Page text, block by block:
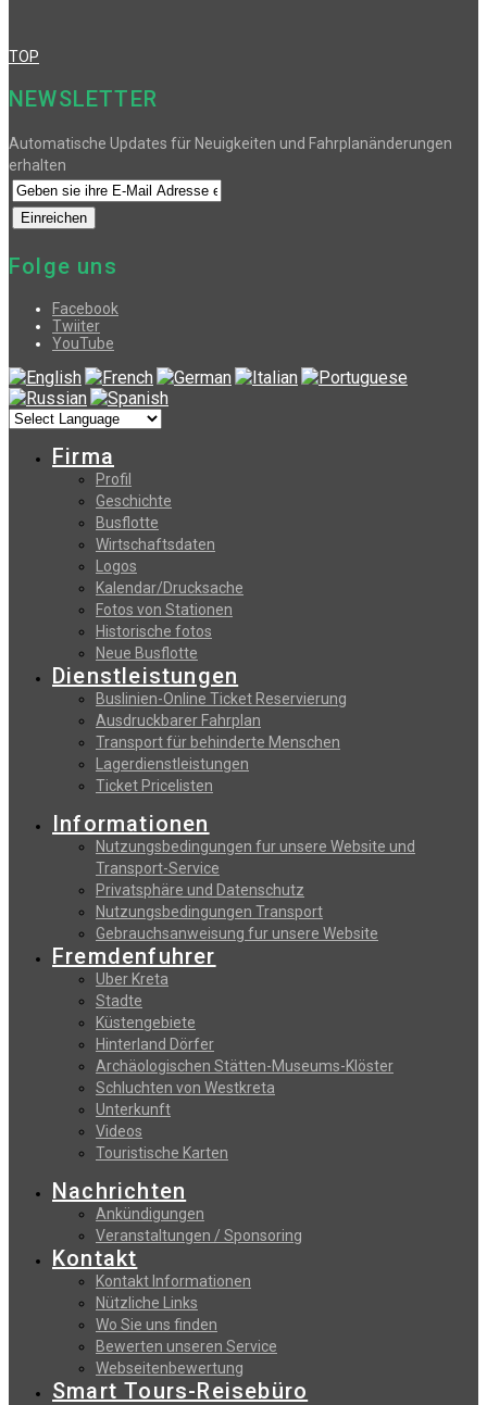
TOP
NEWSLETTER
Automatische Updates für Neuigkeiten und Fahrplanänderungen
erhalten
Folge uns
Facebook
Twiiter
YouTube
Firma
Profil
Geschichte
Busflotte
Wirtschaftsdaten
Logos
Kalendar/Drucksache
Fotos von Stationen
Historische fotos
Neue Busflotte
Dienstleistungen
Buslinien-Online Ticket Reservierung
Αusdruckbarer Fahrplan
Transport für behinderte Menschen
Lagerdienstleistungen
Ticket Pricelisten
Informationen
Nutzungsbedingungen fur unsere Website und
Transport-Service
Privatsphäre und Datenschutz
Nutzungsbedingungen Transport
Gebrauchsanweisung fur unsere Website
Fremdenfuhrer
Uber Kreta
Stadte
Küstengebiete
Hinterland Dörfer
Archäologischen Stätten-Museums-Klöster
Schluchten von Westkreta
Unterkunft
Videos
Touristische Karten
Nachrichten
Ankündigungen
Veranstaltungen / Sponsoring
Kontakt
Kontakt Informationen
Nützliche Links
Wo Sie uns finden
Bewerten unseren Service
Webseitenbewertung
Smart Tours-Reisebüro